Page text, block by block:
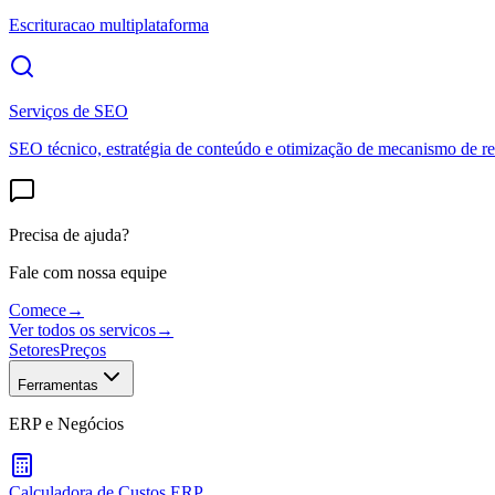
Escrituracao multiplataforma
Serviços de SEO
SEO técnico, estratégia de conteúdo e otimização de mecanismo de
Precisa de ajuda?
Fale com nossa equipe
Comece→
Ver todos os servicos→
SetoresPreços
Ferramentas
ERP e Negócios